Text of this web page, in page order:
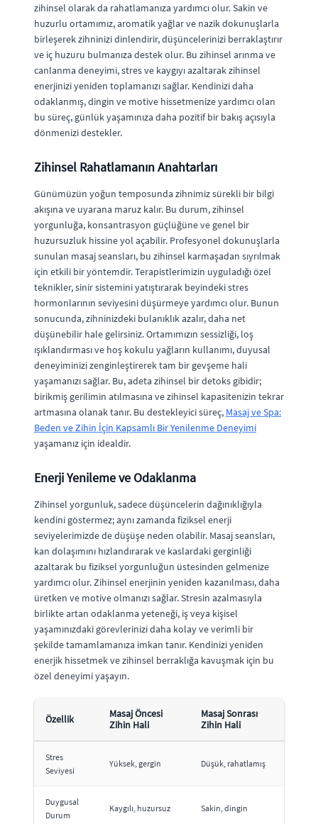
zihinsel olarak da rahatlamanıza yardımcı olur. Sakin ve
huzurlu ortamımız, aromatik yağlar ve nazik dokunuşlarla
birleşerek zihninizi dinlendirir, düşüncelerinizi berraklaştırır
ve iç huzuru bulmanıza destek olur. Bu zihinsel arınma ve
canlanma deneyimi, stres ve kaygıyı azaltarak zihinsel
enerjinizi yeniden toplamanızı sağlar. Kendinizi daha
odaklanmış, dingin ve motive hissetmenize yardımcı olan
bu süreç, günlük yaşamınıza daha pozitif bir bakış açısıyla
dönmenizi destekler.
Zihinsel Rahatlamanın Anahtarları
Günümüzün yoğun temposunda zihnimiz sürekli bir bilgi
akışına ve uyarana maruz kalır. Bu durum, zihinsel
yorgunluğa, konsantrasyon güçlüğüne ve genel bir
huzursuzluk hissine yol açabilir. Profesyonel dokunuşlarla
sunulan masaj seansları, bu zihinsel karmaşadan sıyrılmak
için etkili bir yöntemdir. Terapistlerimizin uyguladığı özel
teknikler, sinir sistemini yatıştırarak beyindeki stres
hormonlarının seviyesini düşürmeye yardımcı olur. Bunun
sonucunda, zihninizdeki bulanıklık azalır, daha net
düşünebilir hale gelirsiniz. Ortamımızın sessizliği, loş
ışıklandırması ve hoş kokulu yağların kullanımı, duyusal
deneyiminizi zenginleştirerek tam bir gevşeme hali
yaşamanızı sağlar. Bu, adeta zihinsel bir detoks gibidir;
birikmiş gerilimin atılmasına ve zihinsel kapasitenizin tekrar
artmasına olanak tanır. Bu destekleyici süreç, Masaj ve Spa:
Beden ve Zihin İçin Kapsamlı Bir Yenilenme Deneyimi
yaşamanız için idealdir.
Enerji Yenileme ve Odaklanma
Zihinsel yorgunluk, sadece düşüncelerin dağınıklığıyla
kendini göstermez; aynı zamanda fiziksel enerji
seviyelerimizde de düşüşe neden olabilir. Masaj seansları,
kan dolaşımını hızlandırarak ve kaslardaki gerginliği
azaltarak bu fiziksel yorgunluğun üstesinden gelmenize
yardımcı olur. Zihinsel enerjinin yeniden kazanılması, daha
üretken ve motive olmanızı sağlar. Stresin azalmasıyla
birlikte artan odaklanma yeteneği, iş veya kişisel
yaşamınızdaki görevlerinizi daha kolay ve verimli bir
şekilde tamamlamanıza imkan tanır. Kendinizi yeniden
enerjik hissetmek ve zihinsel berraklığa kavuşmak için bu
özel deneyimi yaşayın.
Özellik
Masaj Öncesi
Zihin Hali
Masaj Sonrası
Zihin Hali
Stres
Seviyesi
Yüksek, gergin Düşük, rahatlamış
Duygusal
Durum
Kaygılı, huzursuz Sakin, dingin